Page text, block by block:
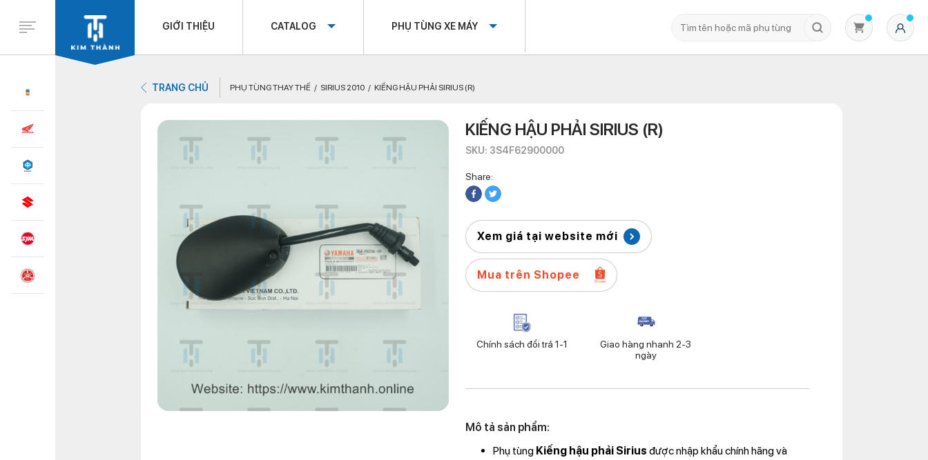
GIỚI THIỆU CATALOG PHỤ TÙNG XE MÁY
TRANG CHỦ PHỤ TÙNG THAY THẾ SIRIUS 2010 KIẾNG HẬU PHẢI SIRIUS (R)
KIẾNG HẬU PHẢI SIRIUS (R)
SKU: 3S4F62900000
Share:
Xem giá tại website mới
Mua trên Shopee
Chính sách đổi trả 1-1
Giao hàng nhanh 2-3
ngày
Mô tả sản phẩm:
Phụ tùng Kiếng hậu phải Sirius được nhập khẩu chính hãng và